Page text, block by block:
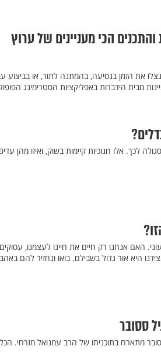
הכי מעניינים של ערוץ
את הזמן בנסיעה, בהמתנה לתור, או בביצוע
מבית הידברות באפליקציות הסטרימינג
לכך. אלו חנוכיות קיימות בשוק, ואיזו מהן
האם אנחנו רק חיים את חיינו לעצמנו, עסוקים
היא אור גדול בשבילם. בואו ונחזיר להם
ססובר
גיל ססובר מתארח בתוכניתו של הרב עמנואל מזרחי.